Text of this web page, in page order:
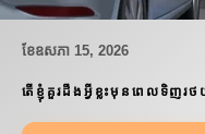
ខែ​ឧសភា 15, 2026
តើខ្ញុំគួរដឹងអ្វីខ្លះមុនពេលទិញរ